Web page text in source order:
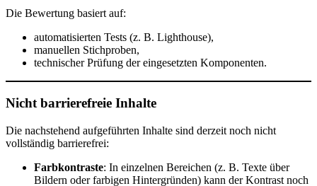
Die Bewertung basiert auf:
automatisierten Tests (z. B. Lighthouse),
manuellen Stichproben,
technischer Prüfung der eingesetzten Komponenten.
Nicht barrierefreie Inhalte
Die nachstehend aufgeführten Inhalte sind derzeit noch nicht
vollständig barrierefrei:
Farbkontraste: In einzelnen Bereichen (z. B. Texte über
Bildern oder farbigen Hintergründen) kann der Kontrast noch